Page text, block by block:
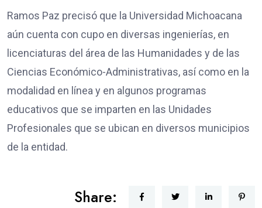
Ramos Paz precisó que la Universidad Michoacana
aún cuenta con cupo en diversas ingenierías, en
licenciaturas del área de las Humanidades y de las
Ciencias Económico-Administrativas, así como en la
modalidad en línea y en algunos programas
educativos que se imparten en las Unidades
Profesionales que se ubican en diversos municipios
de la entidad.
Share: